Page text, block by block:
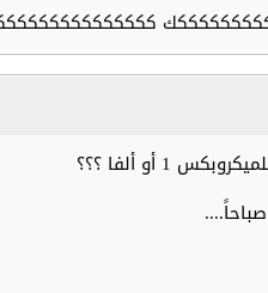
أو ألفا ؟؟؟